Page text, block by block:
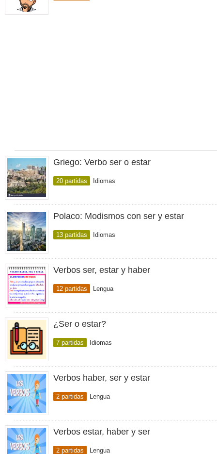
Griego: Verbo ser o estar
20 partidas Idiomas
Polaco: Modismos con ser y estar
13 partidas Idiomas
Verbos ser, estar y haber
12 partidas Lengua
¿Ser o estar?
7 partidas Idiomas
Verbos haber, ser y estar
2 partidas Lengua
Verbos estar, haber y ser
2 partidas Lengua